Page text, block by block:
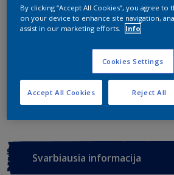
0,9 l
2,5 l
15 l
Kiekis Dažų kiekio
Svarbiausia informacija
By clicking “Accept All Cookies”, you agree
on your device to enhance site navigation,
assist in our marketing efforts.
Info
Cookies Settings
Reject All
Accept All Cookies